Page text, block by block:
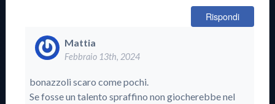
Rispondi
Mattia
Febbraio 13th, 2024
bonazzoli scaro come pochi.
Se fosse un talento spraffino non giocherebbe nel